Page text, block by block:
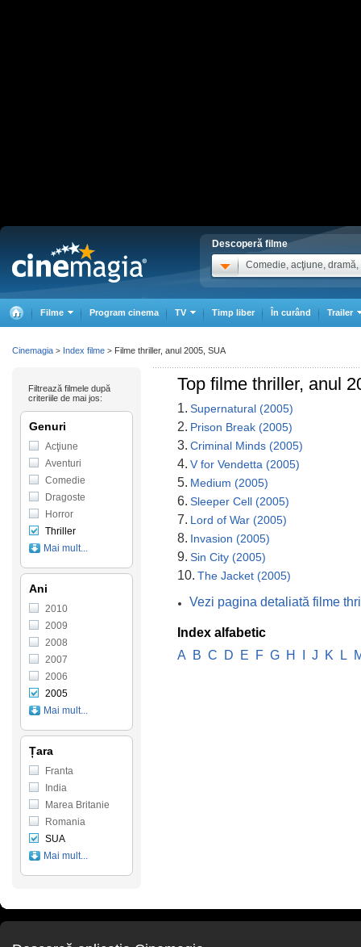
Descoperă filme
Comedie, acţiune, dramă,
Filme Program cinema TV Timp liber În curând Trailer
Top filme thriller, anul
1. Supernatural (2005)
2. Prison Break (2005)
3. Criminal Minds (2005)
4. V for Vendetta (2005)
5. Medium (2005)
6. Sleeper Cell (2005)
7. Lord of War (2005)
8. Invasion (2005)
9. Sin City (2005)
10. The Jacket (2005)
Vezi pagina detaliată filme
Index alfabetic
A
B C D E F G H J K L
Filtrează filmele după
criteriile de mai jos:
Genuri
Acţiune
Aventuri
Comedie
Dragoste
Horror
Thriller
Mai mult...
Ani
2010
2009
2008
2007
2006
2005
Mai mult...
Țara
Franta
India
Marea Britanie
Romania
SUA
Mai mult...
Cinemagia > Index filme > Filme thriller, anul 2005, SUA